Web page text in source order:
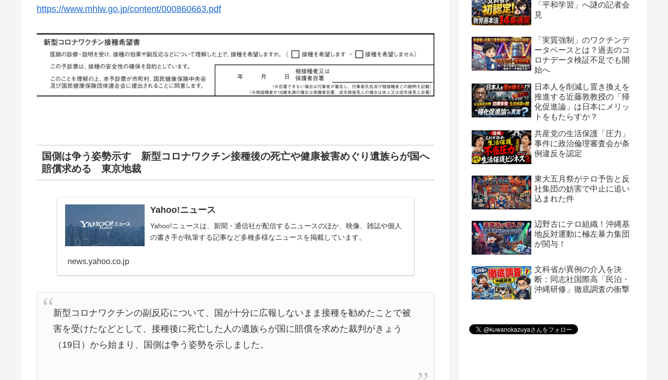
https://www.mhlw.go.jp/content/000860663.pdf
国側は争う姿勢示す 新型コロナワクチン接種後の死亡や健康被害めぐり遺族らが国へ
賠償求める 東京地裁
Yahoo!ニュース
Yahoo!ニュースは、新聞・通信社が配信するニュースのほか、映像、雑誌や個人
の書き手が執筆する記事など多種多様なニュースを掲載しています。
news.yahoo.co.jp
新型コロナワクチンの副反応について、国が十分に広報しないまま接種を勧めたことで被
害を受けたなどとして、接種後に死亡した人の遺族らが国に賠償を求めた裁判がきょう
（19日）から始まり、国側は争う姿勢を示しました。
「平和学習」へ謎の記者会
見
「実質強制」のワクチンデ
ータベースとは？過去のコ
ロナデータ検証不足でも開
始へ
日本人を削減し置き換えを
推進する近藤敦教授の「帰
化促進論」は日本にメリッ
トをもたらすか？
共産党の生活保護「圧力」
事件に政治倫理審査会が条
例違反を認定
東大五月祭がテロ予告と反
社集団の妨害で中止に追い
込まれた件
辺野古にテロ組織！沖縄基
地反対運動に極左暴力集団
が関与！
文科省が異例の介入を決
断：同志社国際高「民泊・
沖縄研修」徹底調査の衝撃